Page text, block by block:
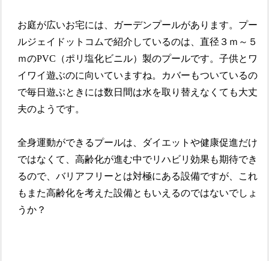
お庭が広いお宅には、ガーデンプールがあります。プー
ルジェイドットコムで紹介しているのは、直径３ｍ～５
ｍのPVC（ポリ塩化ビニル）製のプールです。子供とワ
イワイ遊ぶのに向いていますね。カバーもついているの
で毎日遊ぶときには数日間は水を取り替えなくても大丈
夫のようです。
全身運動ができるプールは、ダイエットや健康促進だけ
ではなくて、高齢化が進む中でリハビリ効果も期待でき
るので、バリアフリーとは対極にある設備ですが、これ
もまた高齢化を考えた設備ともいえるのではないでしょ
うか？